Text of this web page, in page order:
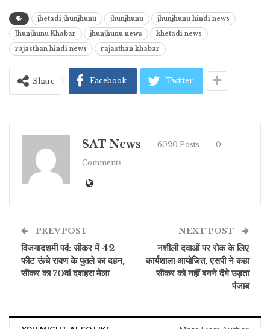
jhetadi jhunjhunu jhunjhunu
jhunjhunu hindi news
Jhunjhunu Khabar
jhunjhunu news
khetadi news
rajasthan hindi news
rajasthan khabar
Share Facebook Twitter
SAT News 6020 Posts
0
Comments
PREV POST
विजयादशमी पर्व: सीकर में 42
फीट ऊंचे रावण के पुतले का दहन,
सीकर का 70वां दशहरा मेला
NEXT POST
नशीली दवाओं पर रोक के लिए
कार्यशाला आयोजित, एसपी ने कहा
सीकर को नहीं बनने देंगे उड़ता
पंजाब